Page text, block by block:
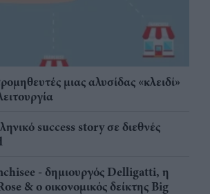
μιας αλυσίδας «κλειδί»
success story σε διεθνές
- δημιουργός Delligatti, η
& ο οικονομικός δείκτης Big